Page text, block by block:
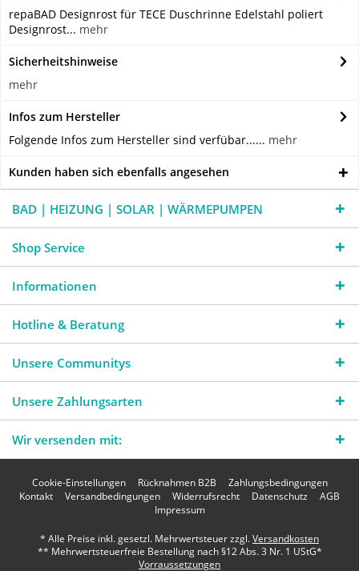
repaBAD Designrost für TECE Duschrinne Edelstahl poliert
Designrost... mehr
Sicherheitshinweise
mehr
Infos zum Hersteller
Folgende Infos zum Hersteller sind verfübar...... mehr
Kunden haben sich ebenfalls angesehen
BAD | HEIZUNG | SOLAR | WÄRMEPUMPEN
Shop Service
Informationen
Hotline & Beratung
Unsere Communitys
Unsere Zahlungsarten
Wir versenden mit:
Cookie-Einstellungen Rücknahmen B2B
Zahlungsbedingungen
Kontakt
Versandbedingungen Widerrufsrecht Datenschutz
AGB
Impressum
* Alle Preise inkl. gesetzl. Mehrwertsteuer zzgl.Versandkosten
** Mehrwertsteuerfreie Bestellung nach §12 Abs. 3 Nr. 1 UStG*
Vorraussetzungen